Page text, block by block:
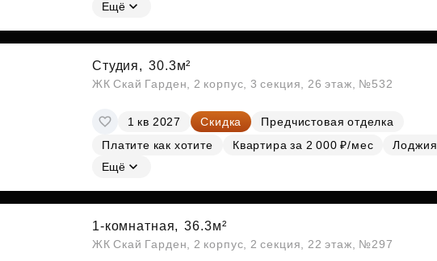
Субсидии
Ещё
Студия, 30.3м²
ЖК Скай Гарден, 2 корпус, 3 секция, 26 этаж, №532
1 кв 2027 Скидка
Предчистовая отделка
Платите как хотите
Квартира за 2 000 ₽/мес
Лоджия
Ещё
1-комнатная, 36.3м²
ЖК Скай Гарден, 2 корпус, 2 секция, 22 этаж, №297